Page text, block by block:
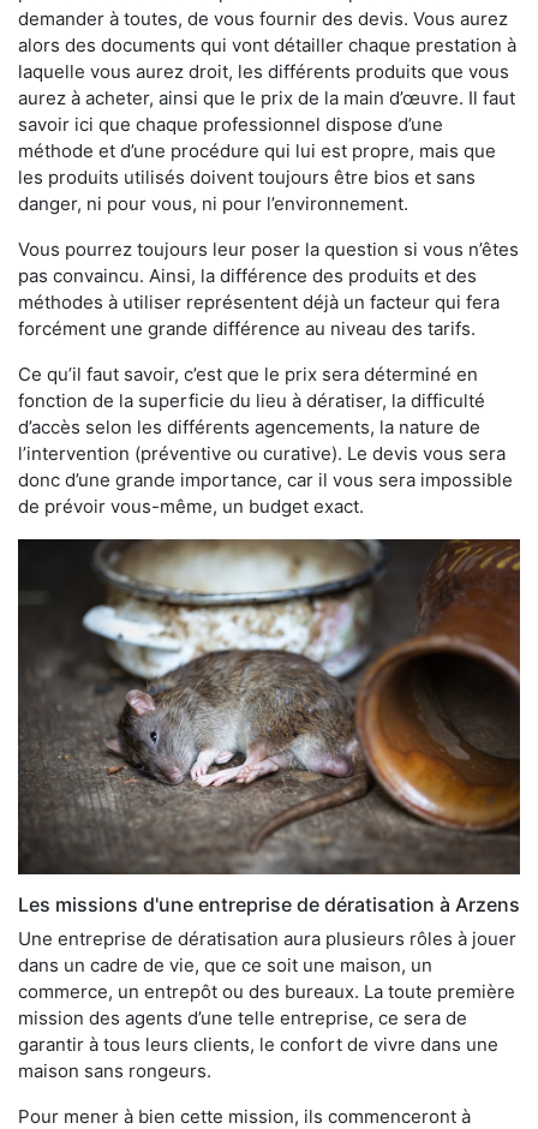
demander à toutes, de vous fournir des devis. Vous aurez
alors des documents qui vont détailler chaque prestation à
laquelle vous aurez droit, les différents produits que vous
aurez à acheter, ainsi que le prix de la main d’œuvre. Il faut
savoir ici que chaque professionnel dispose d’une
méthode et d’une procédure qui lui est propre, mais que
les produits utilisés doivent toujours être bios et sans
danger, ni pour vous, ni pour l’environnement.
Vous pourrez toujours leur poser la question si vous n’êtes
pas convaincu. Ainsi, la différence des produits et des
méthodes à utiliser représentent déjà un facteur qui fera
forcément une grande différence au niveau des tarifs.
Ce qu’il faut savoir, c’est que le prix sera déterminé en
fonction de la superficie du lieu à dératiser, la difficulté
d’accès selon les différents agencements, la nature de
l’intervention (préventive ou curative). Le devis vous sera
donc d’une grande importance, car il vous sera impossible
de prévoir vous-même, un budget exact.
Les missions d'une entreprise de dératisation à Arzens
Une entreprise de dératisation aura plusieurs rôles à jouer
dans un cadre de vie, que ce soit une maison, un
commerce, un entrepôt ou des bureaux. La toute première
mission des agents d’une telle entreprise, ce sera de
garantir à tous leurs clients, le confort de vivre dans une
maison sans rongeurs.
Pour mener à bien cette mission, ils commenceront à